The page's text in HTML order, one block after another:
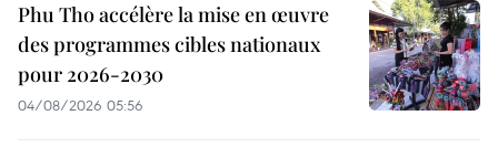
Phu Tho accélère la mise en œuvre
des programmes cibles nationaux
pour 2026-2030
04/08/2026 05:56